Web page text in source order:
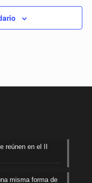
reúnen en el II
misma forma de